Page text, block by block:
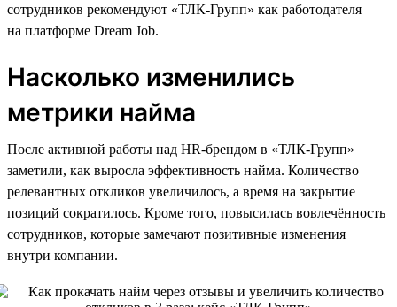
сотрудников рекомендуют «ТЛК-Групп» как работодателя
на платформе Dream Job.
Насколько изменились
метрики найма
После активной работы над HR-брендом в «ТЛК-Групп»
заметили, как выросла эффективность найма. Количество
релевантных откликов увеличилось, а время на закрытие
позиций сократилось. Кроме того, повысилась вовлечённость
сотрудников, которые замечают позитивные изменения
внутри компании.